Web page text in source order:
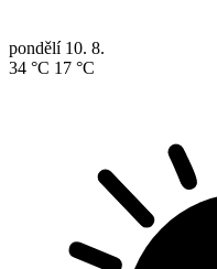
pondělí 10. 8.
34 °C 17 °C